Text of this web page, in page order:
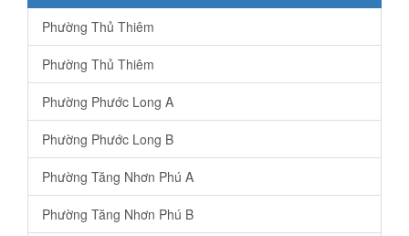
Phường Thủ Thiêm
Phường Thủ Thiêm
Phường Phước Long A
Phường Phước Long B
Phường Tăng Nhơn Phú A
Phường Tăng Nhơn Phú B